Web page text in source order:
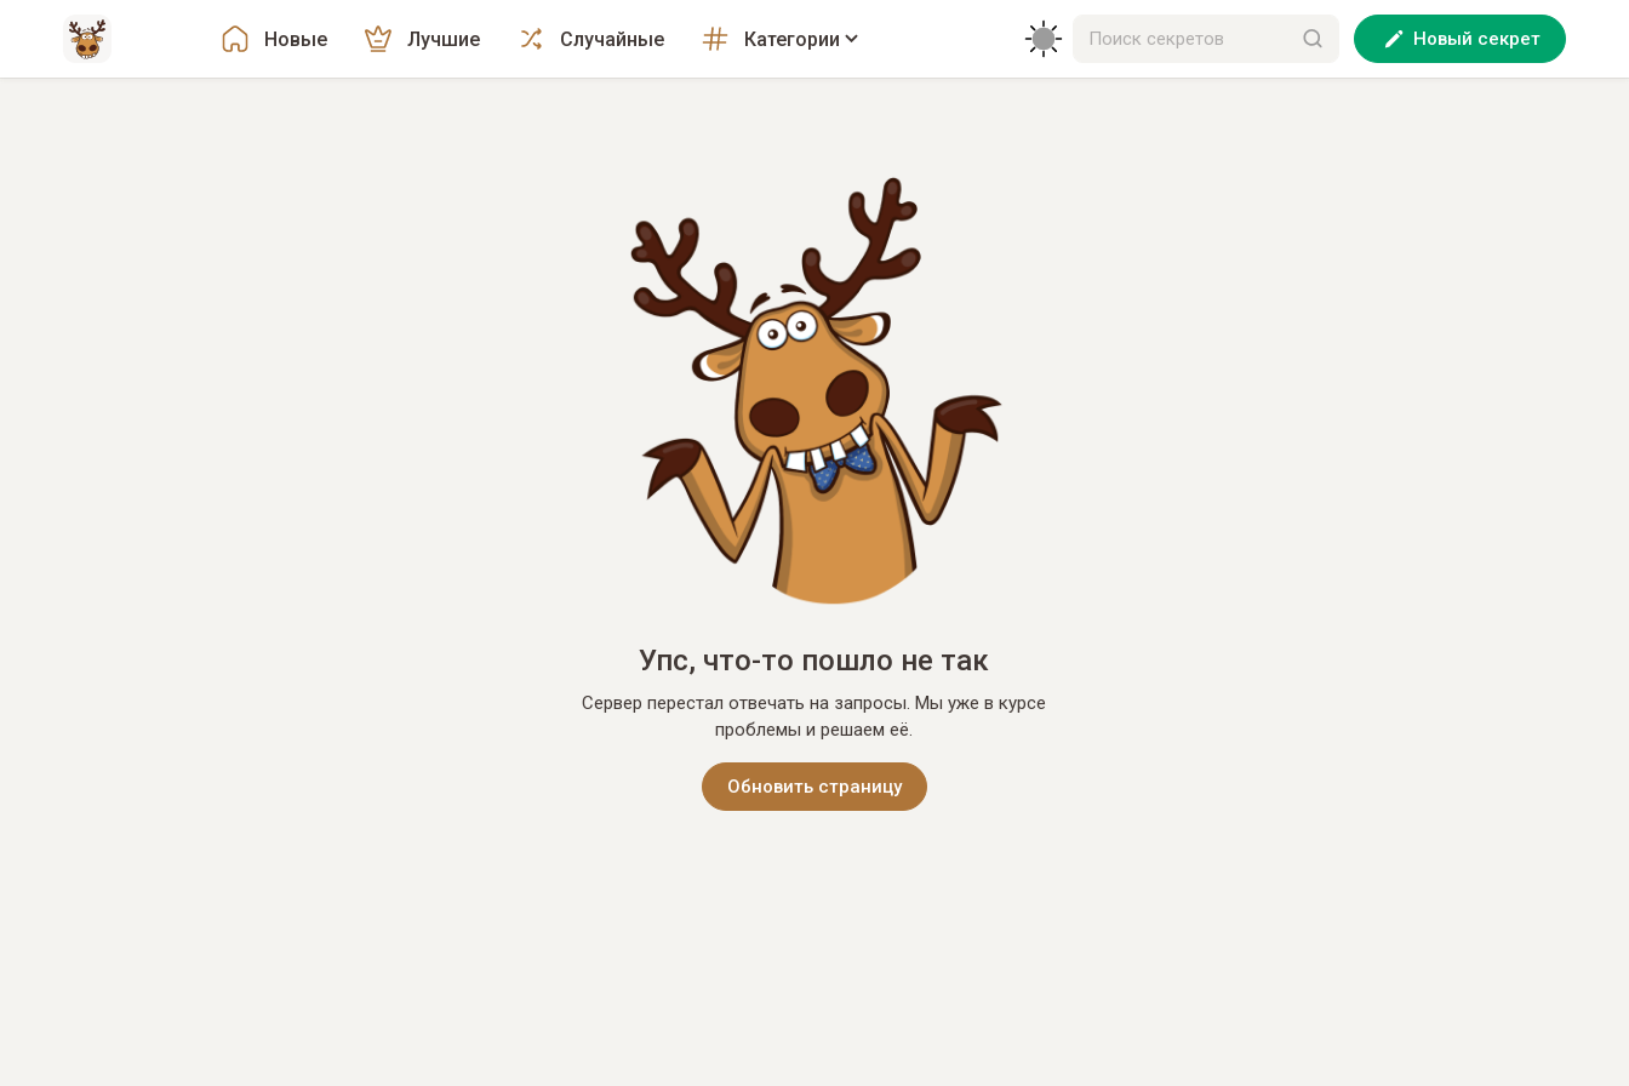
Новые Лучшие Случайные Категории Новый секрет
Упс, что-то пошло не так
Сервер перестал отвечать на запросы. Мы уже в курсе
проблемы и решаем её.
Обновить страницу